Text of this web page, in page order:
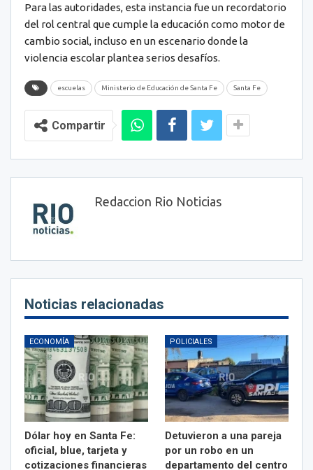
Para las autoridades, esta instancia fue un recordatorio
del rol central que cumple la educación como motor de
cambio social, incluso en un escenario donde la
violencia escolar plantea serios desafíos.
escuelas Ministerio de Educación de Santa Fe Santa Fe
Compartir
Redaccion Rio Noticias
Noticias relacionadas
ECONOMÍA
Dólar hoy en Santa Fe:
oficial, blue, tarjeta y
cotizaciones financieras
POLICIALES
Detuvieron a una pareja
por un robo en un
departamento del centro